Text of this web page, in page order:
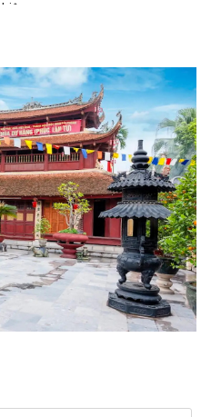
TOÀN QUỐC NGHIÊN CỨU, HỌC
HIỆN...
28/7/2026 của Sở Tư pháp thành
MẠI ĐIỆN TỬ
7/2026 về việc triển khai thực
04/7/2026 Về việc triển khai thi
06/7/2026 về triển khai thực hiện